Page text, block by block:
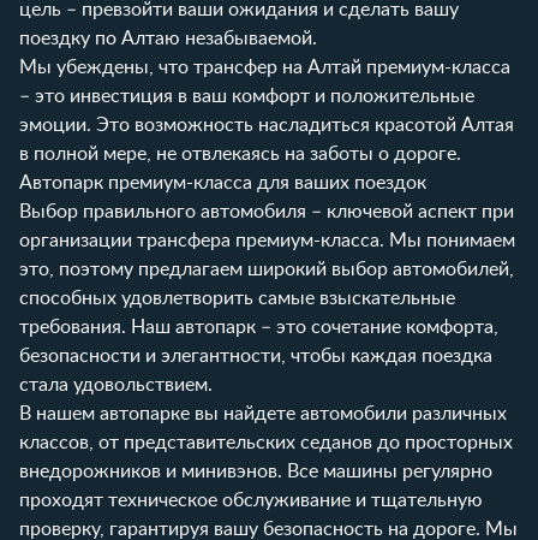
цель – превзойти ваши ожидания и сделать вашу
поездку по Алтаю незабываемой.
Мы убеждены, что трансфер на Алтай премиум-класса
– это инвестиция в ваш комфорт и положительные
эмоции. Это возможность насладиться красотой Алтая
в полной мере, не отвлекаясь на заботы о дороге.
Автопарк премиум-класса для ваших поездок
Выбор правильного автомобиля – ключевой аспект при
организации трансфера премиум-класса. Мы понимаем
это, поэтому предлагаем широкий выбор автомобилей,
способных удовлетворить самые взыскательные
требования. Наш автопарк – это сочетание комфорта,
безопасности и элегантности, чтобы каждая поездка
стала удовольствием.
В нашем автопарке вы найдете автомобили различных
классов, от представительских седанов до просторных
внедорожников и минивэнов. Все машины регулярно
проходят техническое обслуживание и тщательную
проверку, гарантируя вашу безопасность на дороге. Мы